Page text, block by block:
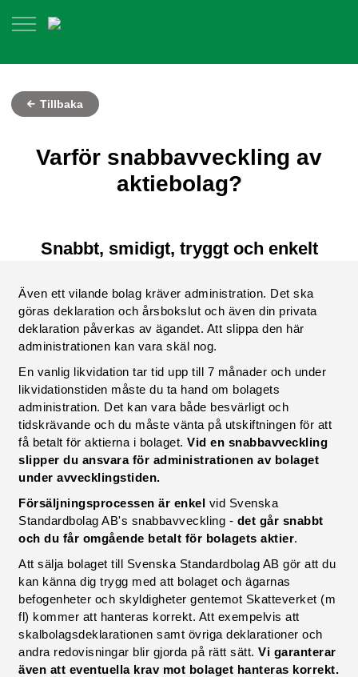
Tillbaka
Varför snabbavveckling av
aktiebolag?
Snabbt, smidigt, tryggt och enkelt
Även ett vilande bolag kräver administration. Det ska
göras deklaration och årsbokslut och även din privata
deklaration påverkas av ägandet. Att slippa den här
administrationen kan vara skäl nog.
En vanlig likvidation tar tid upp till 7 månader och under
likvidationstiden måste du ta hand om bolagets
administration. Det kan vara både besvärligt och
tidskrävande och du måste vänta på utskiftningen för att
få betalt för aktierna i bolaget.Vid en snabbavveckling
slipper du ansvara för administrationen av bolaget
under avvecklingstiden.
Försäljningsprocessen är enkel vid Svenska
Standardbolag AB's snabbavveckling - det går snabbt
och du får omgående betalt för bolagets aktier.
Att sälja bolaget till Svenska Standardbolag AB gör att du
kan känna dig trygg med att bolaget och ägarnas
befogenheter och skyldigheter gentemot Skatteverket (m
fl) kommer att hanteras korrekt. Att exempelvis att
skalbolagsdeklarationen samt övriga deklarationer och
andra redovisningar blir gjorda på rätt sätt.Vi garanterar
även att eventuella krav mot bolaget hanteras korrekt.